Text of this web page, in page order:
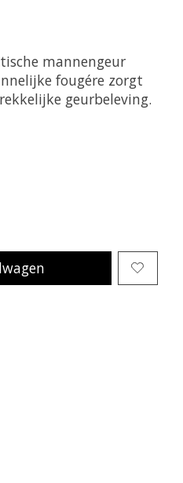
mannengeur
fougére zorgt
geurbeleving.